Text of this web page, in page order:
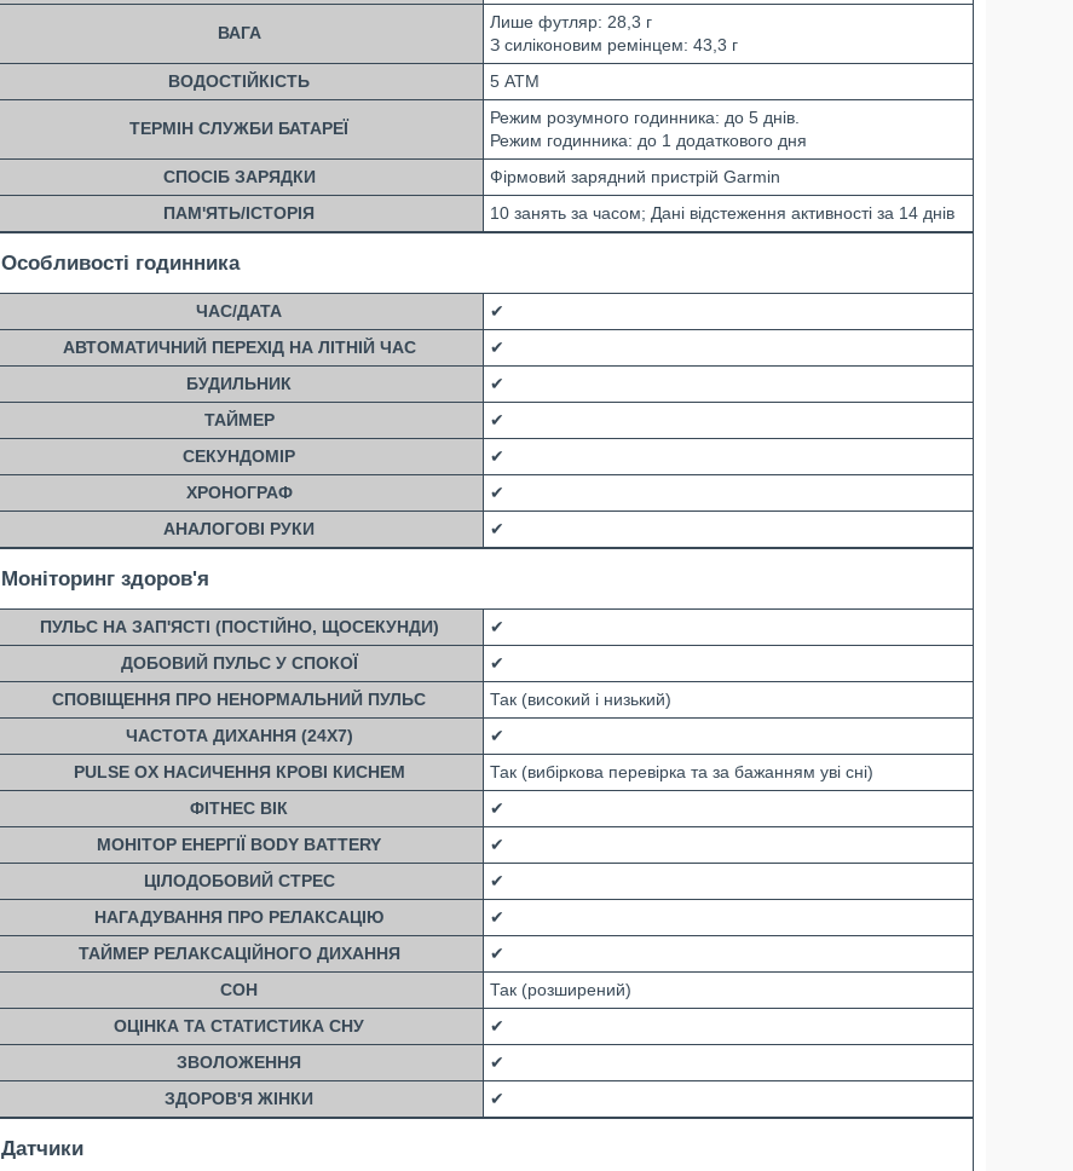
ВАГА
Лише футляр: 28,3 г
З силіконовим ремінцем: 43,3 г
ВОДОСТІЙКІСТЬ
5 АТМ
ТЕРМІН СЛУЖБИ БАТАРЕЇ
Режим розумного годинника: до 5 днів.
Режим годинника: до 1 додаткового дня
СПОСІБ ЗАРЯДКИ
Фірмовий зарядний пристрій Garmin
ПАМ'ЯТЬ/ІСТОРІЯ
10 занять за часом; Дані відстеження активності за 14 днів
Особливості годинника
ЧАС/ДАТА
✔
АВТОМАТИЧНИЙ ПЕРЕХІД НА ЛІТНІЙ ЧАС
✔
БУДИЛЬНИК
✔
ТАЙМЕР
✔
СЕКУНДОМІР
✔
ХРОНОГРАФ
✔
АНАЛОГОВІ РУКИ
✔
Моніторинг здоров'я
ПУЛЬС НА ЗАП'ЯСТІ (ПОСТІЙНО, ЩОСЕКУНДИ)
✔
ДОБОВИЙ ПУЛЬС У СПОКОЇ
✔
СПОВІЩЕННЯ ПРО НЕНОРМАЛЬНИЙ ПУЛЬС
Так (високий і низький)
ЧАСТОТА ДИХАННЯ (24X7)
✔
PULSE OX НАСИЧЕННЯ КРОВІ КИСНЕМ
Так (вибіркова перевірка та за бажанням уві сні)
ФІТНЕС ВІК
✔
МОНІТОР ЕНЕРГІЇ BODY BATTERY
✔
ЦІЛОДОБОВИЙ СТРЕС
✔
НАГАДУВАННЯ ПРО РЕЛАКСАЦІЮ
✔
ТАЙМЕР РЕЛАКСАЦІЙНОГО ДИХАННЯ
✔
СОН
Так (розширений)
ОЦІНКА ТА СТАТИСТИКА СНУ
✔
ЗВОЛОЖЕННЯ
✔
ЗДОРОВ'Я ЖІНКИ
✔
Датчики